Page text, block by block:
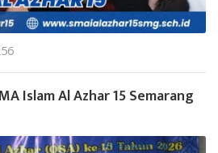
Islam Al Azhar 15 Semarang